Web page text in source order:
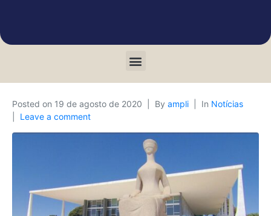
Posted on 19 de agosto de 2020 By ampli In Notícias
Leave a comment